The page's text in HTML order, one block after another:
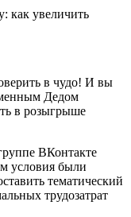
в чудо! И вы
Дедом
в розыгрыше
ВКонтакте
условия были
тематический
трудозатрат